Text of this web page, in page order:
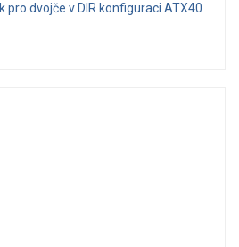
dvojče v DIR konfiguraci ATX40